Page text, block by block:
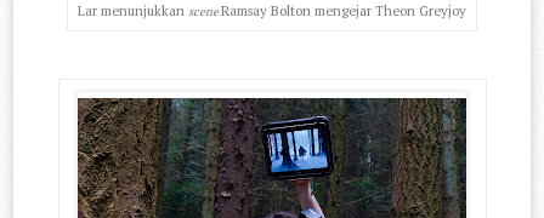
Lar menunjukkan sceneRamsay Bolton mengejar Theon Greyjoy